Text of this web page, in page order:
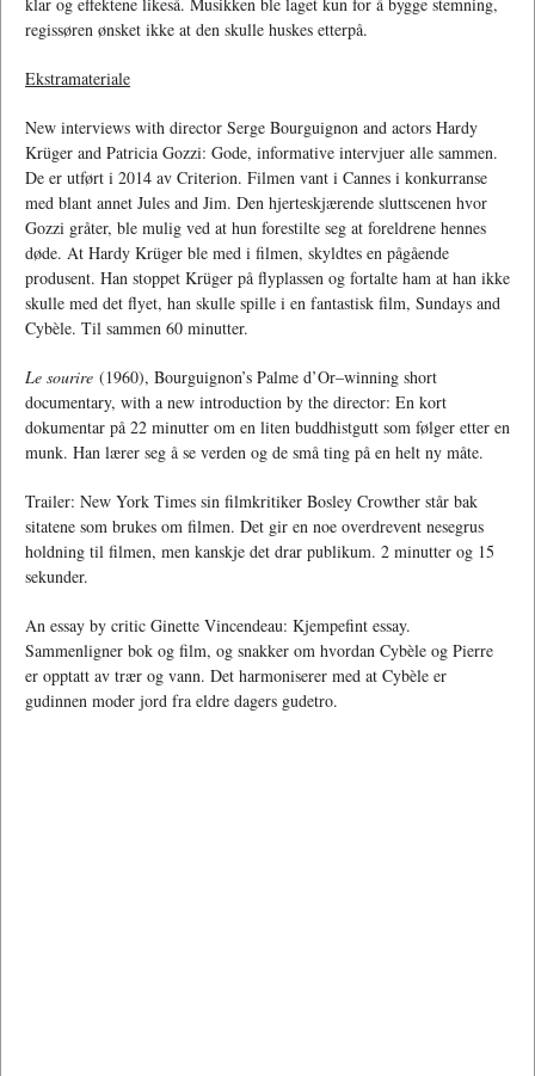
regissøren ønsket ikke at den skulle huskes etterpå.
Ekstramateriale
New interviews with director Serge Bourguignon and actors Hardy
Krüger and Patricia Gozzi: Gode, informative intervjuer alle sammen.
De er utført i 2014 av Criterion. Filmen vant i Cannes i konkurranse
med blant annet Jules and Jim. Den hjerteskjærende sluttscenen hvor
Gozzi gråter, ble mulig ved at hun forestilte seg at foreldrene hennes
døde. At Hardy Krüger ble med i filmen, skyldtes en pågående
produsent. Han stoppet Krüger på flyplassen og fortalte ham at han ikke
skulle med det flyet, han skulle spille i en fantastisk film, Sundays and
Cybèle. Til sammen 60 minutter.
Le sourire (1960), Bourguignon’s Palme d’Or–winning short
documentary, with a new introduction by the director: En kort
dokumentar på 22 minutter om en liten buddhistgutt som følger etter en
munk. Han lærer seg å se verden og de små ting på en helt ny måte.
Trailer: New York Times sin filmkritiker Bosley Crowther står bak
sitatene som brukes om filmen. Det gir en noe overdrevent nesegrus
holdning til filmen, men kanskje det drar publikum. 2 minutter og 15
sekunder.
An essay by critic Ginette Vincendeau: Kjempefint essay.
Sammenligner bok og film, og snakker om hvordan Cybèle og Pierre
er opptatt av trær og vann. Det harmoniserer med at Cybèle er
gudinnen moder jord fra eldre dagers gudetro.